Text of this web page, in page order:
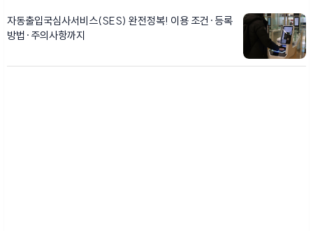
자동출입국심사서비스(SES) 완전정복! 이용 조건·등록
방법·주의사항까지